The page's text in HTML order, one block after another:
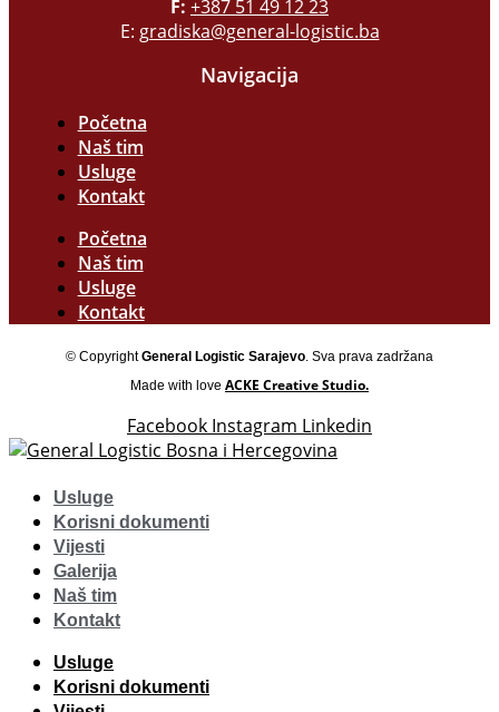
F: +387 51 49 12 23
E: gradiska@general-logistic.ba
Navigacija
Početna
Naš tim
Usluge
Kontakt
Početna
Naš tim
Usluge
Kontakt
© CopyrightGeneral Logistic Sarajevo . Sva prava zadržana
Made with love ACKE Creative Studio.
Facebook Instagram Linkedin
Usluge
Korisni dokumenti
Vijesti
Galerija
Naš tim
Kontakt
Usluge
Korisni dokumenti